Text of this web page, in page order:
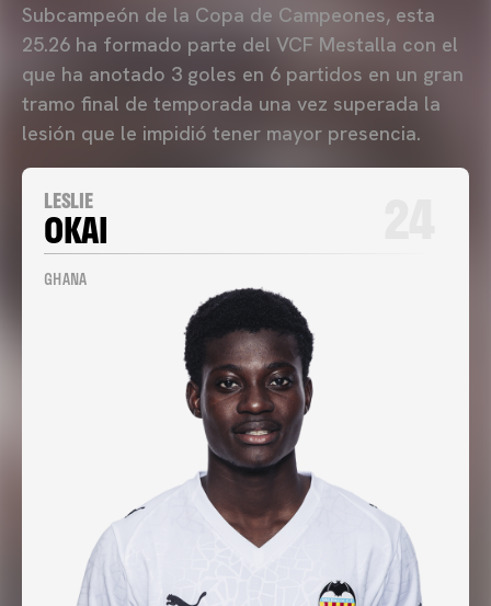
Subcampeón de la Copa de Campeones, esta
25.26 ha formado parte del VCF Mestalla con el
que ha anotado 3 goles en 6 partidos en un gran
tramo final de temporada una vez superada la
lesión que le impidió tener mayor presencia.
LESLIE
OKAI
GHANA